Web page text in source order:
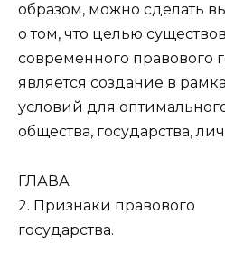
образом, можно сделать
о том, что целью
современного правового
является создание в
условий для
общества, государства,
ГЛАВА
2. Признаки правового
государства.